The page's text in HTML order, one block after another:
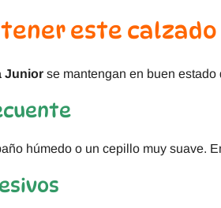
este calzado
Junior se mantengan en buen
húmedo o un cepillo muy suave.